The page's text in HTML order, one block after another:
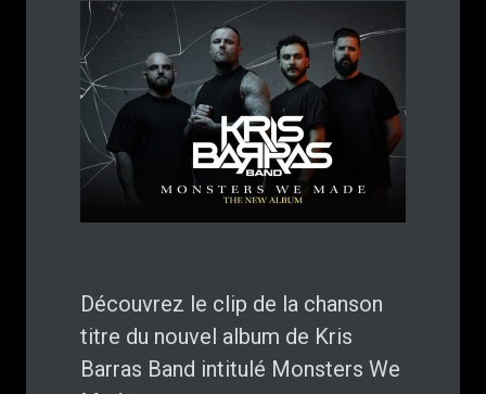
Découvrez le clip de la chanson
titre du nouvel album de Kris
Barras Band intitulé Monsters We